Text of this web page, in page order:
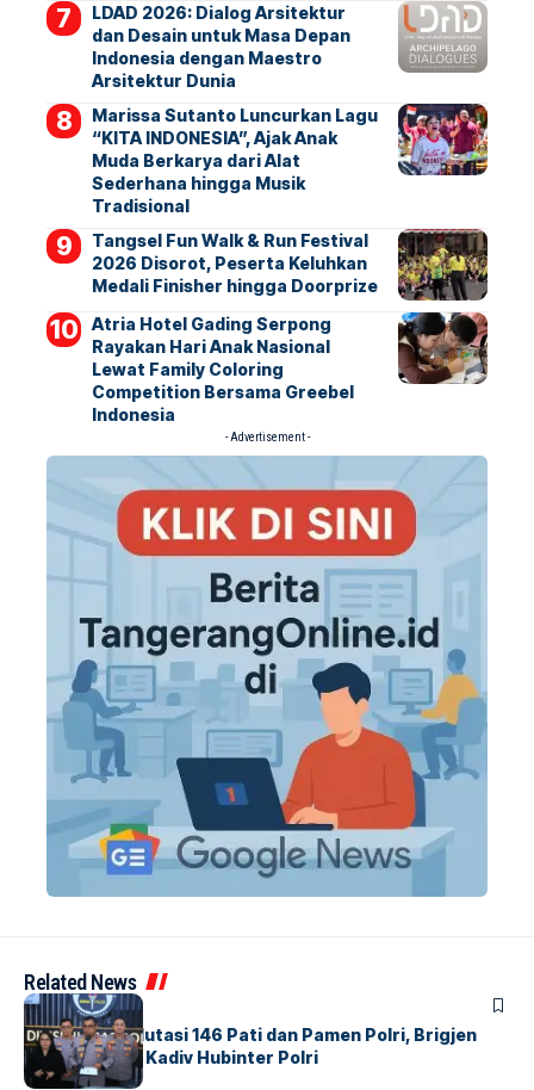
LDAD 2026: Dialog Arsitektur
dan Desain untuk Masa Depan
Indonesia dengan Maestro
Arsitektur Dunia
Marissa Sutanto Luncurkan Lagu
“KITA INDONESIA”, Ajak Anak
Muda Berkarya dari Alat
Sederhana hingga Musik
Tradisional
Tangsel Fun Walk & Run Festival
2026 Disorot, Peserta Keluhkan
Medali Finisher hingga Doorprize
Atria Hotel Gading Serpong
Rayakan Hari Anak Nasional
Lewat Family Coloring
Competition Bersama Greebel
Indonesia
- Advertisement -
Related News
BERITA
Mabes Polri Mutasi 146 Pati dan Pamen Polri, Brigjen
Untung Jabat Kadiv Hubinter Polri